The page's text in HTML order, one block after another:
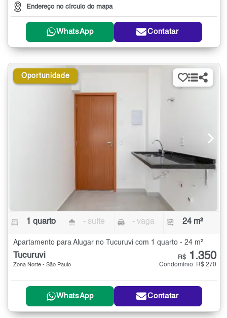
Endereço no círculo do mapa
WhatsApp Contatar
Oportunidade
1 quarto - suíte - vaga 24 m²
Apartamento para Alugar no Tucuruvi com 1 quarto - 24 m²
Tucuruvi
Zona Norte - São Paulo
R$ 1.350
Condomínio: R$ 270
WhatsApp Contatar